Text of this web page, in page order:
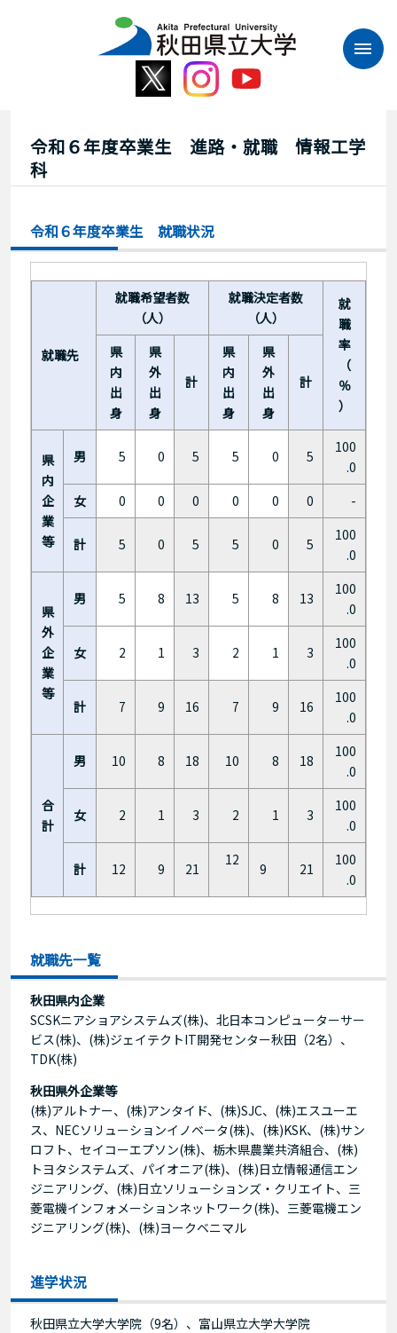
令和６年度卒業生 進路・就職 情報工学
科
令和６年度卒業生 就職状況
就職先
就職希望者数
（人）
就職決定者数
（人）
就
職
率
（
％
）
県
内
出
身
県
外
出
身
計
県
内
出
身
県
外
出
身
計
県
内
企
業
等
男 5 0 5 5 0 5
100
.0
女
0 0 0 0 0 0 -
計 5 0 5 5 0 5
100
.0
県
外
企
業
等
男 5 8 13 5 8 13
100
.0
女 2 1 3 2 1 3
100
.0
計 7 9 16 7 9 16
100
.0
合
計
男 10 8 18 10 8 18
100
.0
女 2 1 3 2 1 3
100
.0
計 12 9 21
12
9 21
100
.0
就職先一覧
秋田県内企業
SCSKニアショアシステムズ(株)、北日本コンピューターサー
ビス(株)、(株)ジェイテクトIT開発センター秋田（2名）、
TDK(株)
秋田県外企業等
(株)アルトナー、(株)アンタイド、(株)SJC、(株)エスユーエ
ス、NECソリューションイノベータ(株)、(株)KSK、(株)サン
ロフト、セイコーエプソン(株)、栃木県農業共済組合、(株)
トヨタシステムズ、パイオニア(株)、(株)日立情報通信エン
ジニアリング、(株)日立ソリューションズ・クリエイト、三
菱電機インフォメーションネットワーク(株)、三菱電機エン
ジニアリング(株)、(株)ヨークベニマル
進学状況
秋田県立大学大学院（9名）、富山県立大学大学院